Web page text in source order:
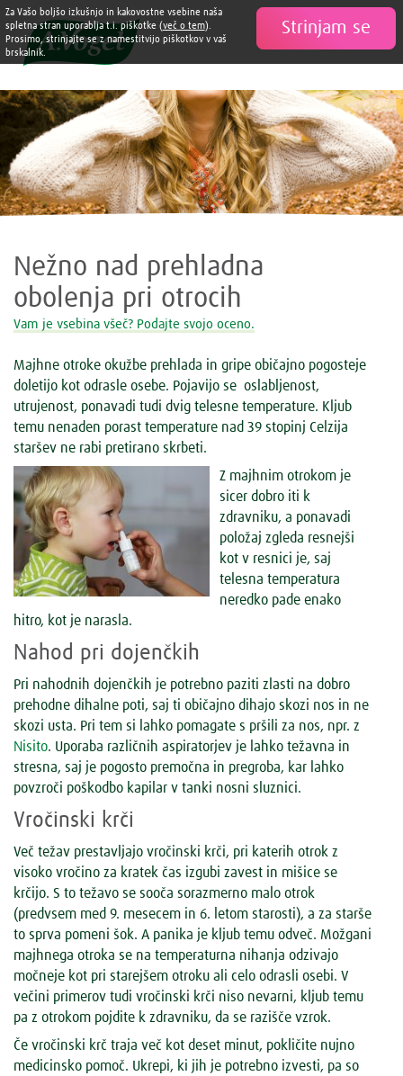

Nežno nad prehladna
obolenja pri otrocih
Vam je vsebina všeč? Podajte svojo oceno.
Majhne otroke okužbe prehlada in gripe običajno pogosteje
doletijo kot odrasle osebe. Pojavijo se oslabljenost,
utrujenost, ponavadi tudi dvig telesne temperature. Kljub
temu nenaden porast temperature nad 39 stopinj Celzija
staršev ne rabi pretirano skrbeti.
Z majhnim otrokom je
sicer dobro iti k
zdravniku, a ponavadi
položaj zgleda resnejši
kot v resnici je, saj
telesna temperatura
neredko pade enako
hitro, kot je narasla.
Nahod pri dojenčkih
Pri nahodnih dojenčkih je potrebno paziti zlasti na dobro
prehodne dihalne poti, saj ti običajno dihajo skozi nos in ne
skozi usta. Pri tem si lahko pomagate s pršili za nos, npr. z
Nisito. Uporaba različnih aspiratorjev je lahko težavna in
stresna, saj je pogosto premočna in pregroba, kar lahko
povzroči poškodbo kapilar v tanki nosni sluznici.
Vročinski krči
Več težav prestavljajo vročinski krči, pri katerih otrok z
visoko vročino za kratek čas izgubi zavest in mišice se
krčijo. S to težavo se sooča sorazmerno malo otrok
(predvsem med 9. mesecem in 6. letom starosti), a za starše
to sprva pomeni šok. A panika je kljub temu odveč. Možgani
majhnega otroka se na temperaturna nihanja odzivajo
močneje kot pri starejšem otroku ali celo odrasli osebi. V
večini primerov tudi vročinski krči niso nevarni, kljub temu
pa z otrokom pojdite k zdravniku, da se razišče vzrok.
Če vročinski krč traja več kot deset minut, pokličite nujno
medicinsko pomoč. Ukrepi, ki jih je potrebno izvesti, pa so
Strinjam se
Za Vašo boljšo izkušnjo in kakovostne vsebine naša
spletna stran uporablja t.i. piškotke (več o tem).
Prosimo, strinjajte se z namestitvijo piškotkov v vaš
brskalnik.